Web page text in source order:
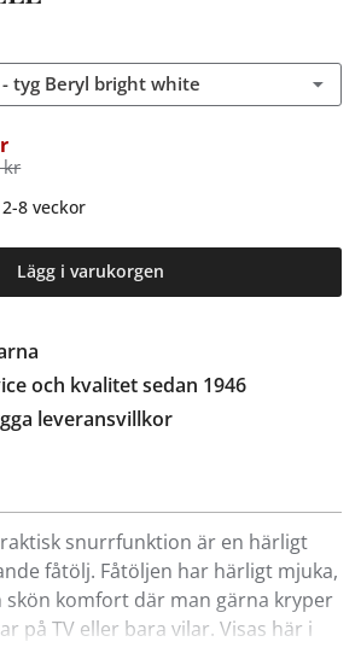
tyg Beryl bright white
kr
8 veckor
Lägg i varukorgen
och kvalitet sedan 1946
leveransvillkor
snurrfunktion är en härligt
fåtölj. Fåtöljen har härligt mjuka,
komfort där man gärna kryper
på TV eller bara vilar. Visas här i